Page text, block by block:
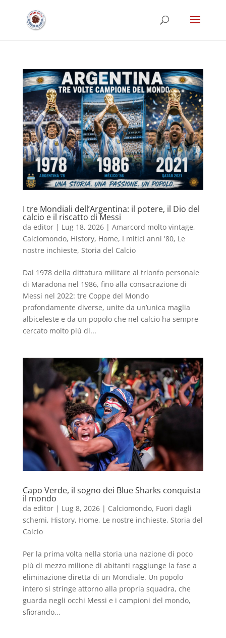
I tre Mondiali dell’Argentina: il potere, il Dio del
calcio e il riscatto di Messi
da editor| Lug 18, 2026| Amarcord molto vintage,
Calciomondo, History, Home, I mitici anni '80, Le
nostre inchieste, Storia del Calcio
Dal 1978 della dittatura militare al trionfo personale
di Maradona nel 1986, fino alla consacrazione di
Messi nel 2022: tre Coppe del Mondo
profondamente diverse, unite da un’unica maglia
albiceleste e da un popolo che nel calcio ha sempre
cercato molto più di...
Capo Verde, il sogno dei Blue Sharks conquista
il mondo
da editor| Lug 8, 2026| Calciomondo, Fuori dagli
schemi, History, Home, Le nostre inchieste, Storia del
Calcio
Per la prima volta nella storia una nazione di poco
più di mezzo milione di abitanti raggiunge la fase a
eliminazione diretta di un Mondiale. Un popolo
intero si stringe attorno alla propria squadra, che
guarda negli occhi Messi e i campioni del mondo,
sfiorando...